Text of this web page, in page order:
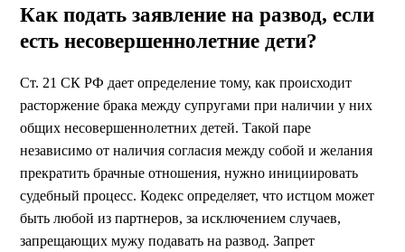
Как подать заявление на развод, если
есть несовершеннолетние дети?
Ст. 21 СК РФ дает определение тому, как происходит
расторжение брака между супругами при наличии у них
общих несовершеннолетних детей. Такой паре
независимо от наличия согласия между собой и желания
прекратить брачные отношения, нужно инициировать
судебный процесс. Кодекс определяет, что истцом может
быть любой из партнеров, за исключением случаев,
запрещающих мужу подавать на развод. Запрет